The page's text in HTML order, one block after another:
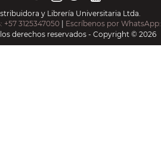
y Librería Universitaria Ltda.
+57 3125347050
Escríbenos por WhatsApp:
derechos reservados - Copyright © 2026